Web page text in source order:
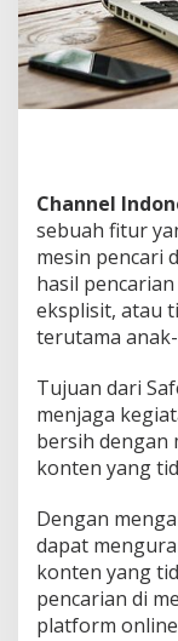
Channel
sebuah fitur
mesin pencari
hasil
eksplisit, atau
terutama
Tujuan dari
menjaga
bersih dengan
konten yang
Dengan
dapat
konten yang
pencarian di
platform